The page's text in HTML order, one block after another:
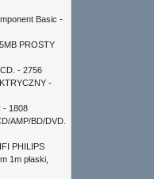
Basic -
PROSTY
- 2756
-
- 1808
AMP/BD/DVD.
PHILIPS
1m płaski,